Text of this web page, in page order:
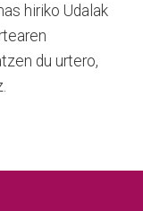
hiriko Udalak
du urtero,